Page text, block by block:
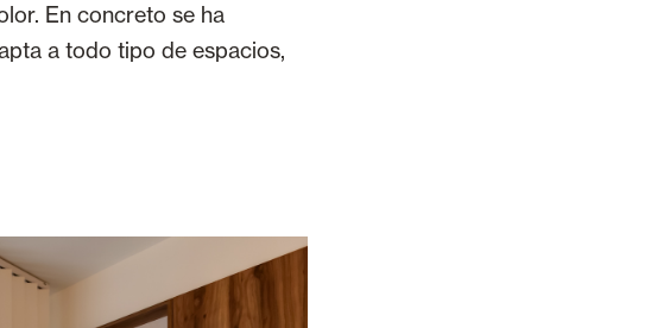
En concreto se ha
a todo tipo de espacios,